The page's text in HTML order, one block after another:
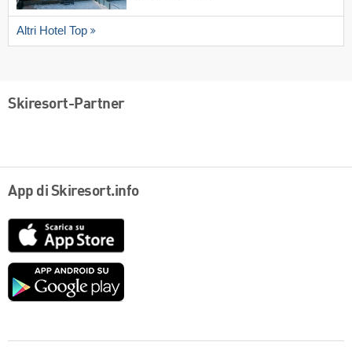
Altri Hotel Top
Skiresort-Partner
App di Skiresort.info
Google